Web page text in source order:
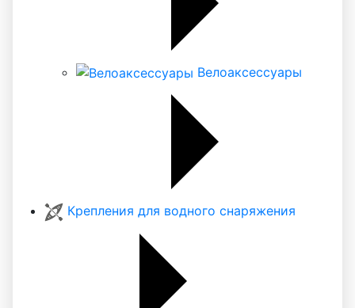
Велоаксессуары
Крепления для водного снаряжения